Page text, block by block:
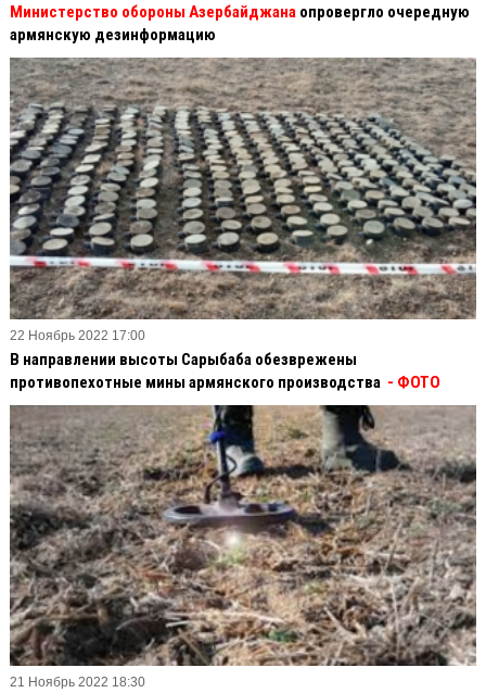
Министерство обороны Азербайджана опровергло очередную
армянскую дезинформацию
22 Ноябрь 2022 17:00
В направлении высоты Сарыбаба обезврежены
противопехотные мины армянского производства - ФОТО
21 Ноябрь 2022 18:30